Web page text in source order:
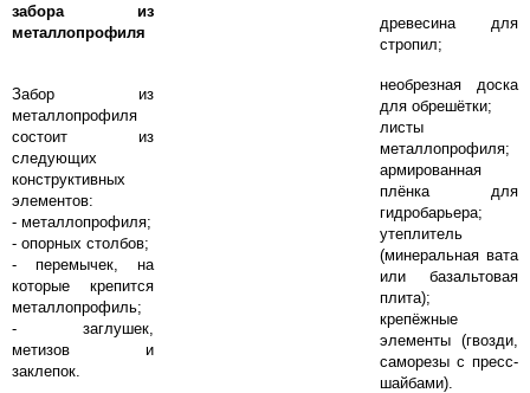
забора из
металлопрофиля
Забор из
металлопрофиля
состоит из
следующих
конструктивных
элементов:
- металлопрофиля;
- опорных столбов;
- перемычек, на
которые крепится
металлопрофиль;
- заглушек,
метизов и
заклепок.
древесина для
стропил;
необрезная доска
для обрешётки;
листы
металлопрофиля;
армированная
плёнка для
гидробарьера;
утеплитель
(минеральная вата
или базальтовая
плита);
крепёжные
элементы (гвозди,
саморезы с пресс-
шайбами).